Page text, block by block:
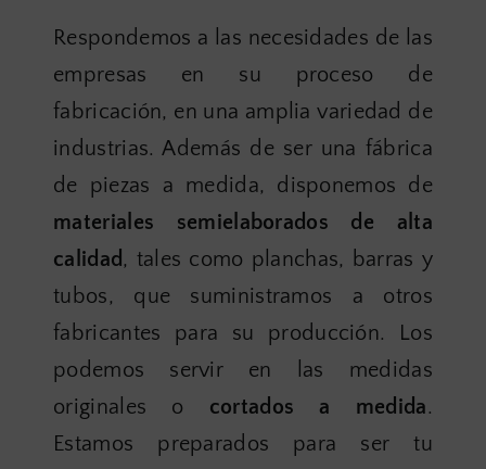
Respondemos a las necesidades de las
empresas en su proceso de
fabricación, en una amplia variedad de
industrias. Además de ser una fábrica
de piezas a medida, disponemos de
materiales semielaborados de alta
calidad, tales como planchas, barras y
tubos, que suministramos a otros
fabricantes para su producción. Los
podemos servir en las medidas
originales o cortados a medida.
Estamos preparados para ser tu